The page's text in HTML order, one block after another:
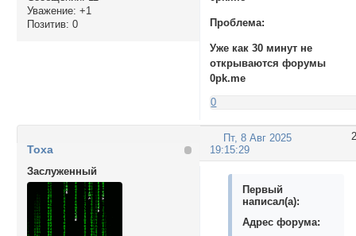
Уважение: +1
Позитив: 0 Проблема:
Уже как 30 минут не
открываются форумы
0pk.me
0
2
Пт, 8 Авг 2025
19:15:29
Тоха
Заслуженный
Первый
написал(а):
Адрес форума: